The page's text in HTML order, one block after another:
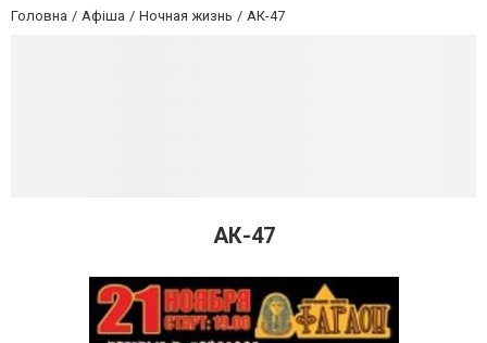
Головна Афіша Ночная жизнь АК-47
АК-47